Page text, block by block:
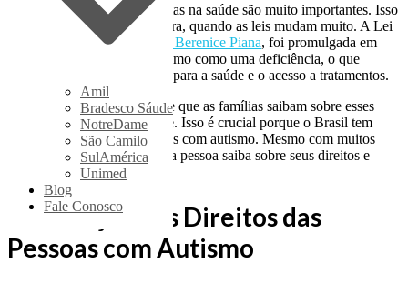
Amil
Bradesco Sáude
NotreDame
São Camilo
SulAmérica
Unimed
Blog
Fale Conosco
Os direitos das pessoas autistas na saúde são muito importantes. Isso
é verdade especialmente agora, quando as leis mudam muito. A Lei
12.764, conhecida como
Lei Berenice Piana, foi promulgada em
2012. Ela reconheceu o autismo como uma deficiência, o que
garantiu direitos importantes para a saúde e o acesso a tratamentos.
Em 2024, é muito importante que as famílias saibam sobre esses
direitos e a lei que os protege. Isso é crucial porque o Brasil tem
cerca de 2 milhões de pessoas com autismo. Mesmo com muitos
desafios, é essencial que cada pessoa saiba sobre seus direitos e
como lutar por eles.
Introdução aos Direitos das
Pessoas com Autismo